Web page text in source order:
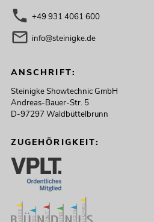
+49 931 4061 600
info@steinigke.de
ANSCHRIFT:
Steinigke Showtechnic GmbH
Andreas-Bauer-Str. 5
D-97297 Waldbüttelbrunn
ZUGEHÖRIGKEIT: